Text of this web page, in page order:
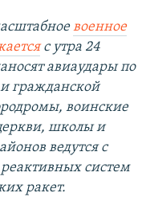
военное
с утра 24
авиаудары по
гражданской
воинские
школы и
ведутся с
систем
ракет.